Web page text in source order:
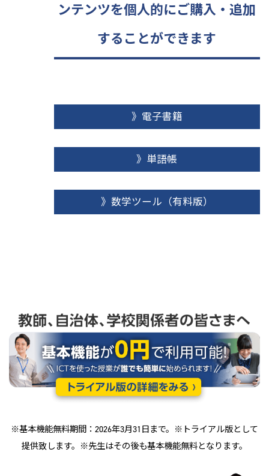
ンテンツを個人的にご購入・追加
することができます
》電子書籍
》単語帳
》数学ツール（有料版）
※基本機能無料期間：2026年3月31日まで。※トライアル版として
提供致します。※先生はその後も基本機能無料となります。